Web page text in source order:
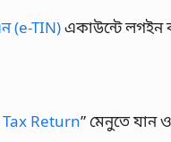
(e-TIN)একাউন্টে লগইন
Return” মেনুতে